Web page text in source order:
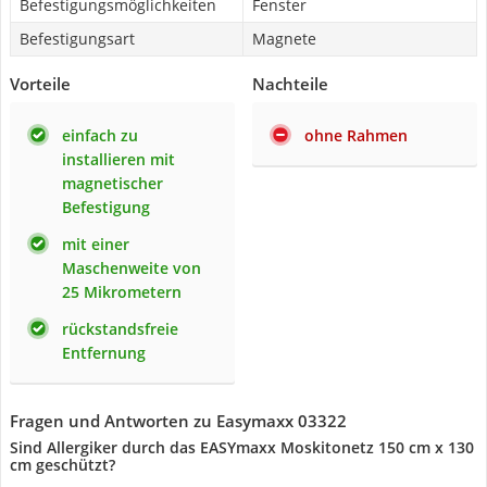
Befestigungsmöglichkeiten
Fenster
Befestigungsart
Magnete
Vorteile
einfach zu
installieren mit
magnetischer
Befestigung
mit einer
Maschenweite von
25 Mikrometern
rückstandsfreie
Entfernung
Nachteile
ohne Rahmen
Fragen und Antworten zu Easymaxx 03322
Sind Allergiker durch das EASYmaxx Moskitonetz 150 cm x 130
cm geschützt?